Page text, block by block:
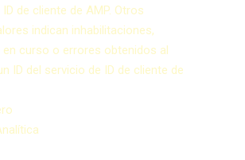
de cliente de AMP. Otros
indican inhabilitaciones,
curso o errores obtenidos al
ID del servicio de ID de cliente de